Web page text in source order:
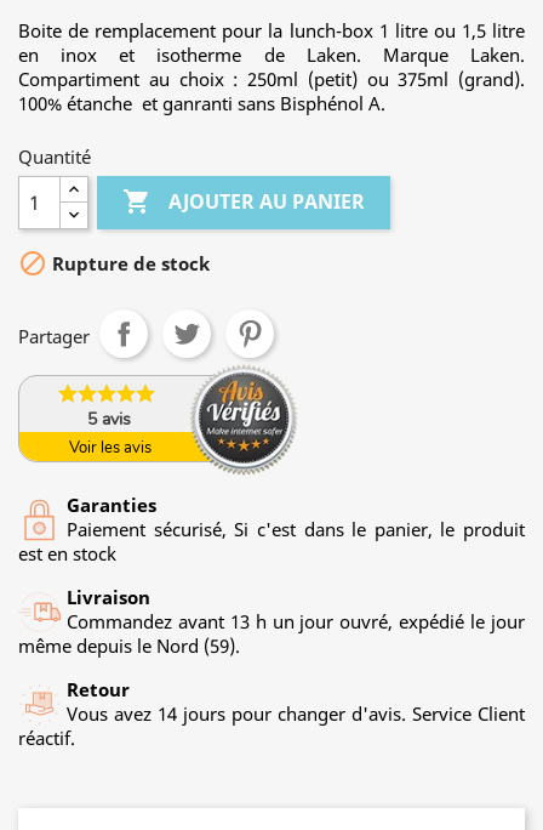
Boite de remplacement pour la lunch-box 1 litre ou 1,5 litre
en inox et isotherme de Laken. Marque Laken.
Compartiment au choix : 250ml (petit) ou 375ml (grand).
100% étanche et ganranti sans Bisphénol A.
Quantité
 AJOUTER AU PANIER
 Rupture de stock
Partager
5avis
Voir les avis
Garanties
Paiement sécurisé, Si c'est dans le panier, le produit
est en stock
Livraison
Commandez avant 13 h un jour ouvré, expédié le jour
même depuis le Nord (59).
Retour
Vous avez 14 jours pour changer d'avis. Service Client
réactif.